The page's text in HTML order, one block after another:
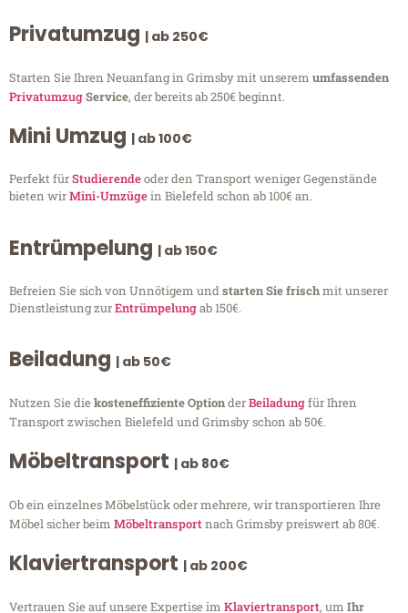
Privatumzug | ab 250€
Starten Sie Ihren Neuanfang in Grimsby mit unserem umfassenden
PrivatumzugService, der bereits ab 250€ beginnt.
Mini Umzug | ab 100€
Perfekt fürStudierendeoder den Transport weniger Gegenstände
bieten wirMini-Umzügein Bielefeld schon ab 100€ an.
Entrümpelung | ab 150€
Befreien Sie sich von Unnötigem undstarten Sie frischmit unserer
Dienstleistung zurEntrümpelungab 150€.
Beiladung | ab 50€
Nutzen Sie diekosteneffiziente OptionderBeiladungfür Ihren
Transport zwischen Bielefeld und Grimsby schon ab 50€.
Möbeltransport | ab 80€
Ob ein einzelnes Möbelstück oder mehrere, wir transportieren Ihre
Möbel sicher beim Möbeltransportnach Grimsby preiswert ab 80€.
Klaviertransport | ab 200€
Vertrauen Sie auf unsere Expertise im Klaviertransport, um Ihr